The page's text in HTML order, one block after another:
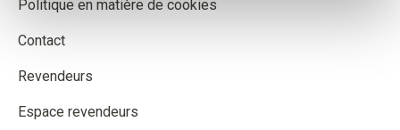
Politique en matière de cookies
Contact
Revendeurs
Espace revendeurs